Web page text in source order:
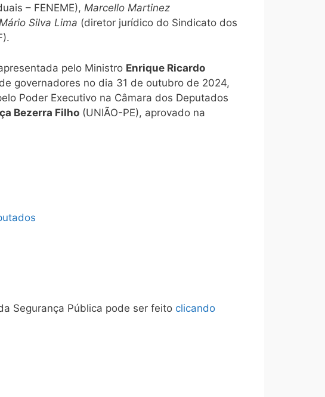
– FENEME), Marcello Martinez
Silva Lima (diretor jurídico do Sindicato dos
pelo Ministro Enrique Ricardo
governadores no dia 31 de outubro de 2024,
Poder Executivo na Câmara dos Deputados
Bezerra Filho (UNIÃO-PE), aprovado na
Segurança Pública pode ser feito clicando